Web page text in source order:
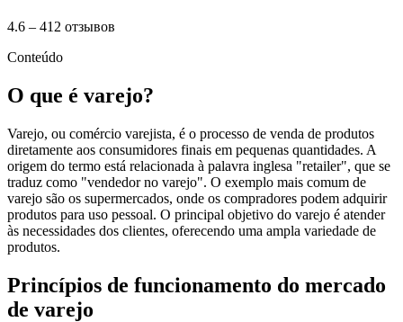
4.6 – 412 отзывов
Conteúdo
O que é varejo?
Varejo, ou comércio varejista, é o processo de venda de produtos
diretamente aos consumidores finais em pequenas quantidades. A
origem do termo está relacionada à palavra inglesa "retailer", que se
traduz como "vendedor no varejo". O exemplo mais comum de
varejo são os supermercados, onde os compradores podem adquirir
produtos para uso pessoal. O principal objetivo do varejo é atender
às necessidades dos clientes, oferecendo uma ampla variedade de
produtos.
Princípios de funcionamento do mercado
de varejo